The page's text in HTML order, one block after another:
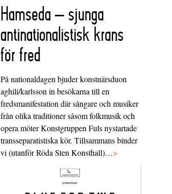
Hamseda – sjunga
antinationalistisk krans
för fred
På nationaldagen bjuder konstnärsduon
aghili/karlsson in besökarna till en
fredsmanifestation där sångare och musiker
från olika traditioner såsom folkmusik och
opera möter Konstgruppen Fuls nystartade
transseparatistiska kör. Tillsammans binder
vi (utanför Röda Sten Konsthall)…>